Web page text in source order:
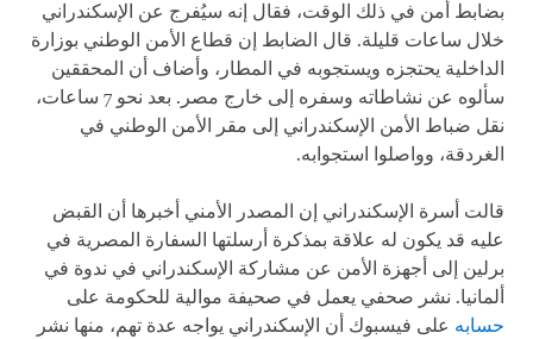
بضابط أمن في ذلك الوقت، فقال إنه سيُفرج عن الإسكندراني
خلال ساعات قليلة. قال الضابط إن قطاع الأمن الوطني بوزارة
الداخلية يحتجزه ويستجوبه في المطار، وأضاف أن المحققين
سألوه عن نشاطاته وسفره إلى خارج مصر. بعد نحو 7 ساعات،
نقل ضباط الأمن الإسكندراني إلى مقر الأمن الوطني في
الغردقة، وواصلوا استجوابه.
قالت أسرة الإسكندراني إن المصدر الأمني أخبرها أن القبض
عليه قد يكون له علاقة بمذكرة أرسلتها السفارة المصرية في
برلين إلى أجهزة الأمن عن مشاركة الإسكندراني في ندوة في
ألمانيا. نشر صحفي يعمل في صحيفة موالية للحكومة على
حسابه على فيسبوك أن الإسكندراني يواجه عدة تهم، منها نشر